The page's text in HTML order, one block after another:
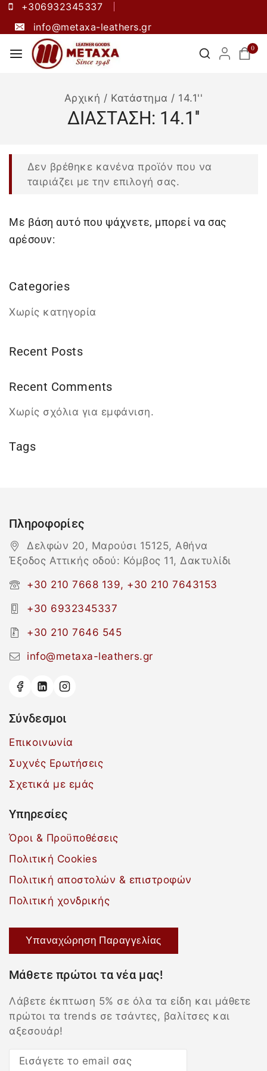
+306932345337
info@metaxa-leathers.gr
0
Αρχική / Κατάστημα / 14.1''
ΔΙΑΣΤΑΣΗ: 14.1''
Δεν βρέθηκε κανένα προϊόν που να
ταιριάζει με την επιλογή σας.
Με βάση αυτό που ψάχνετε, μπορεί να σας
αρέσουν:
Categories
Χωρίς κατηγορία
Recent Posts
Recent Comments
Χωρίς σχόλια για εμφάνιση.
Tags
Πληροφορίες
Δελφών 20, Μαρούσι 15125, Αθήνα
Έξοδος Αττικής οδού: Κόμβος 11, Δακτυλίδι
+30 210 7668 139, +30 210 7643153
+30 6932345337
+30 210 7646 545
info@metaxa-leathers.gr
Σύνδεσμοι
Επικοινωνία
Συχνές Ερωτήσεις
Σχετικά με εμάς
Υπηρεσίες
Όροι & Προϋποθέσεις
Πολιτική Cookies
Πολιτική αποστολών & επιστροφών
Πολιτική χονδρικής
Υπαναχώρηση Παραγγελίας
Μάθετε πρώτοι τα νέα μας!
Λάβετε έκπτωση 5% σε όλα τα είδη και μάθετε
πρώτοι τα trends σε τσάντες, βαλίτσες και
αξεσουάρ!